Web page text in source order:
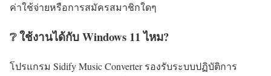
ค่าใช้จ่ายหรือการสมัครสมาชิกใดๆ
❔ ใช้งานได้กับ Windows 11 ไหม?
โปรแกรม Sidify Music Converter รองรับระบบปฏิบัติการ